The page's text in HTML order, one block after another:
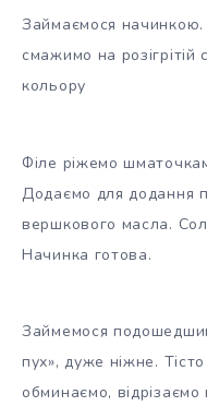
Займаємося начинкою.
смажимо на розігрітій
кольору
Філе ріжемо
Додаємо для додання
вершкового масла.
Начинка готова.
Займемося
пух», дуже ніжне.
обминаємо,